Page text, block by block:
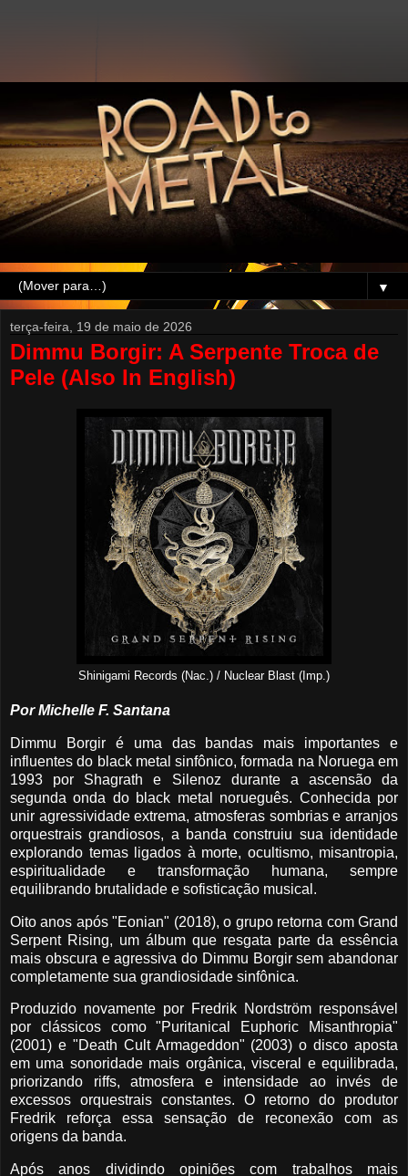
▼
terça-feira, 19 de maio de 2026
Dimmu Borgir: A Serpente Troca de
Pele (Also In English)
Shinigami Records (Nac.) / Nuclear Blast (Imp.)
Por Michelle F. Santana
Dimmu Borgir é uma das bandas mais importantes e
influentes do black metal sinfônico, formada na Noruega em
1993 por Shagrath e Silenoz durante a ascensão da
segunda onda do black metal norueguês. Conhecida por
unir agressividade extrema, atmosferas sombrias e arranjos
orquestrais grandiosos, a banda construiu sua identidade
explorando temas ligados à morte, ocultismo, misantropia,
espiritualidade e transformação humana, sempre
equilibrando brutalidade e sofisticação musical.
Oito anos após "Eonian" (2018), o grupo retorna com Grand
Serpent Rising, um álbum que resgata parte da essência
mais obscura e agressiva do Dimmu Borgir sem abandonar
completamente sua grandiosidade sinfônica.
Produzido novamente por Fredrik Nordström responsável
por clássicos como "Puritanical Euphoric Misanthropia"
(2001) e "Death Cult Armageddon" (2003) o disco aposta
em uma sonoridade mais orgânica, visceral e equilibrada,
priorizando riffs, atmosfera e intensidade ao invés de
excessos orquestrais constantes. O retorno do produtor
Fredrik reforça essa sensação de reconexão com as
origens da banda.
Após anos dividindo opiniões com trabalhos mais